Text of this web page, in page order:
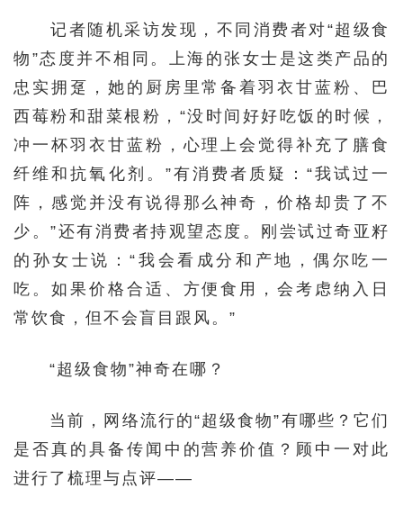
记者随机采访发现，不同消费者对“超级食
物”态度并不相同。上海的张女士是这类产品的
忠实拥趸，她的厨房里常备着羽衣甘蓝粉、巴
西莓粉和甜菜根粉，“没时间好好吃饭的时候，
冲一杯羽衣甘蓝粉，心理上会觉得补充了膳食
纤维和抗氧化剂。”有消费者质疑：“我试过一
阵，感觉并没有说得那么神奇，价格却贵了不
少。”还有消费者持观望态度。刚尝试过奇亚籽
的孙女士说：“我会看成分和产地，偶尔吃一
吃。如果价格合适、方便食用，会考虑纳入日
常饮食，但不会盲目跟风。”
“超级食物”神奇在哪？
当前，网络流行的“超级食物”有哪些？它们
是否真的具备传闻中的营养价值？顾中一对此
进行了梳理与点评——